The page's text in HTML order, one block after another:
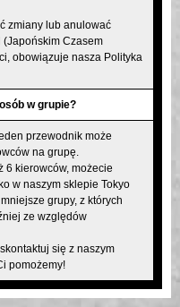
zmiany lub anulować
Czasem
obowiązuje nasza Polityka
w grupie?
przewodnik może
na grupę.
6 kierowców, możecie
w naszym sklepie Tokyo
grupy, z których
ze względów
się z naszym
pomożemy!